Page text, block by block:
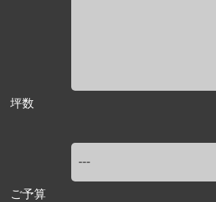
坪数
ご予算